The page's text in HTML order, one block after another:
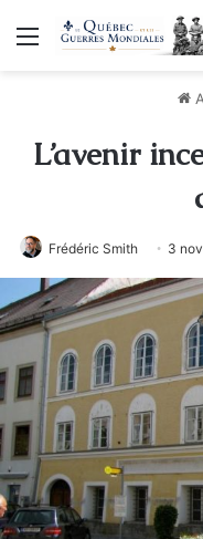
Menu
L’avenir
Frédéric Smith 3